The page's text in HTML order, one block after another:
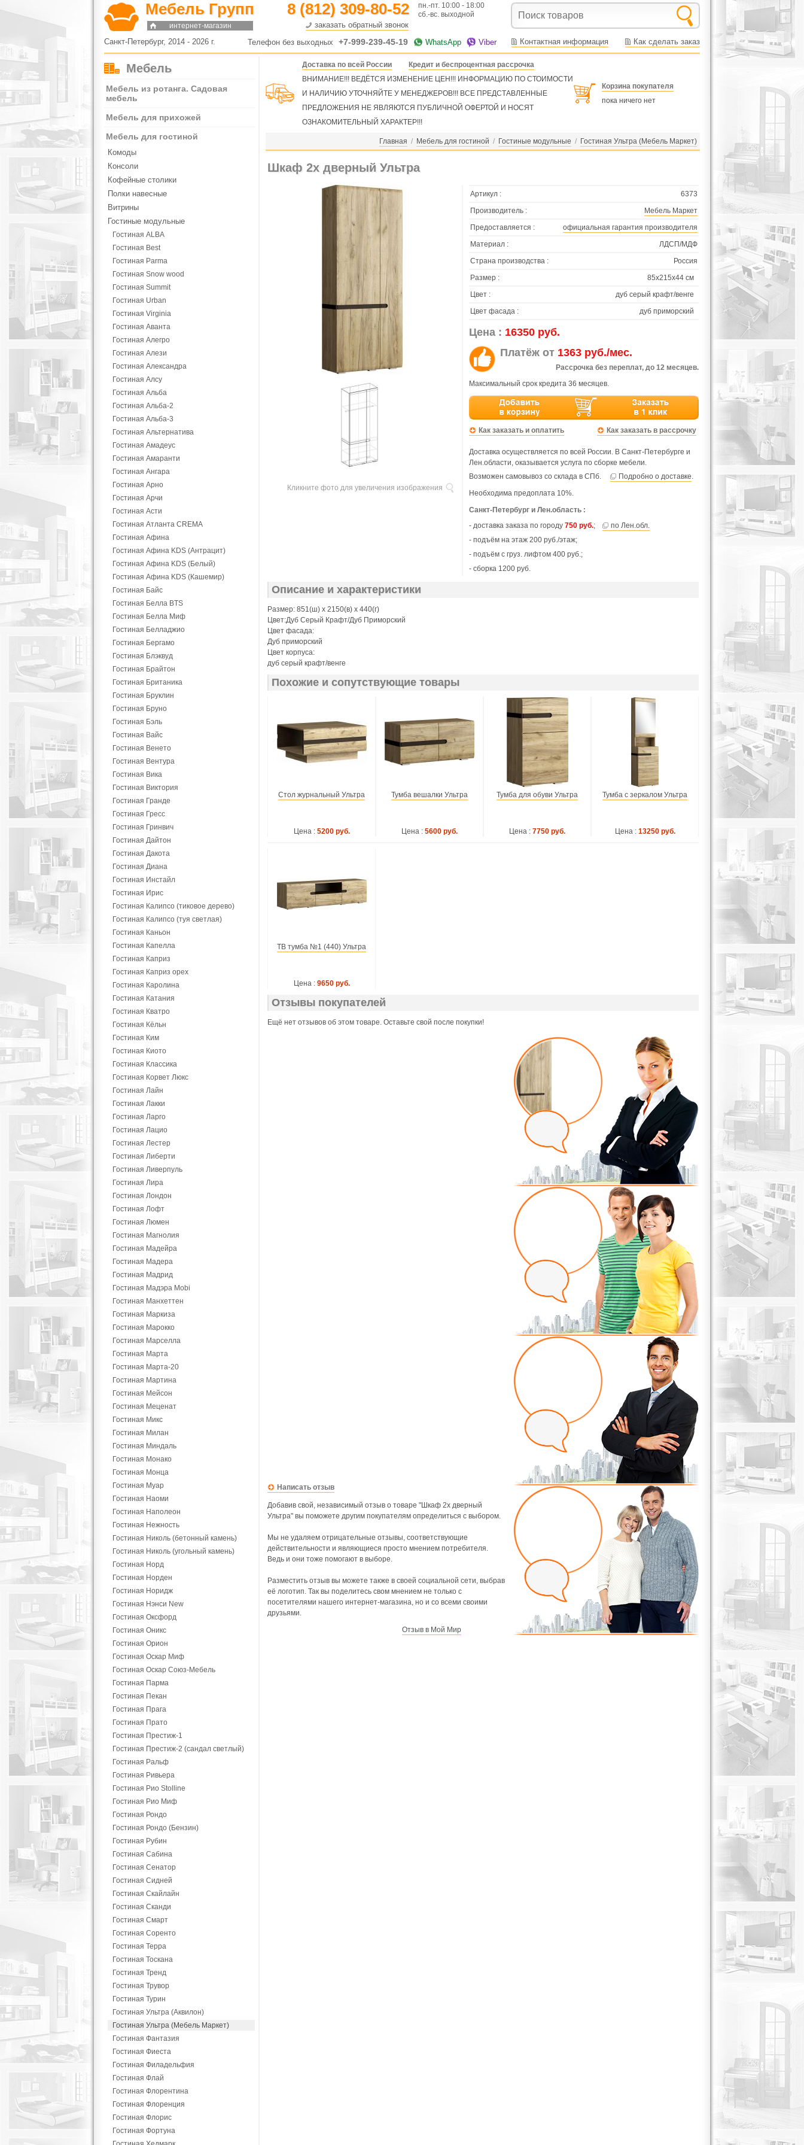
Мебель Групп
интернет-магазин
8 (812) 309-80-52
заказать обратный звонок
пн.-пт. 10:00 - 18:00
сб.-вс. выходной
Санкт-Петербург, 2014 - 2026 г. Телефон без выходных +7-999-239-45-19 WhatsApp Viber Контактная информация Как сделать заказ
Мебель
Мебель из ротанга. Садовая
мебель
Мебель для прихожей
Мебель для гостиной
Комоды
Консоли
Кофейные столики
Полки навесные
Витрины
Гостиные модульные
Гостиная ALBA
Гостиная Best
Гостиная Parma
Гостиная Snow wood
Гостиная Summit
Гостиная Urban
Гостиная Virginia
Гостиная Аванта
Гостиная Алегро
Гостиная Алези
Гостиная Александра
Гостиная Алсу
Гостиная Альба
Гостиная Альба-2
Гостиная Альба-3
Гостиная Альтернатива
Гостиная Амадеус
Гостиная Амаранти
Гостиная Ангара
Гостиная Арно
Гостиная Арчи
Гостиная Асти
Гостиная Атланта CREMA
Гостиная Афина
Гостиная Афина KDS (Антрацит)
Гостиная Афина KDS (Белый)
Гостиная Афина KDS (Кашемир)
Гостиная Байс
Гостиная Белла BTS
Гостиная Белла Миф
Гостиная Белладжио
Гостиная Бергамо
Гостиная Блэквуд
Гостиная Брайтон
Гостиная Британика
Гостиная Бруклин
Гостиная Бруно
Гостиная Бэль
Гостиная Вайс
Гостиная Венето
Гостиная Вентура
Гостиная Вика
Гостиная Виктория
Гостиная Гранде
Гостиная Гресс
Гостиная Гринвич
Гостиная Дайтон
Гостиная Дакота
Гостиная Диана
Гостиная Инстайл
Гостиная Ирис
Гостиная Калипсо (тиковое дерево)
Гостиная Калипсо (туя светлая)
Гостиная Каньон
Гостиная Капелла
Гостиная Каприз
Гостиная Каприз орех
Гостиная Каролина
Гостиная Катания
Гостиная Кватро
Гостиная Кёльн
Гостиная Ким
Гостиная Киото
Гостиная Классика
Гостиная Корвет Люкс
Гостиная Лайн
Гостиная Лакки
Гостиная Ларго
Гостиная Лацио
Гостиная Лестер
Гостиная Либерти
Гостиная Ливерпуль
Гостиная Лира
Гостиная Лондон
Гостиная Лофт
Гостиная Люмен
Гостиная Магнолия
Гостиная Мадейра
Гостиная Мадера
Гостиная Мадрид
Гостиная Мадэра Mobi
Гостиная Манхеттен
Гостиная Маркиза
Гостиная Марокко
Гостиная Марселла
Гостиная Марта
Гостиная Марта-20
Гостиная Мартина
Гостиная Мейсон
Гостиная Меценат
Гостиная Микс
Гостиная Милан
Гостиная Миндаль
Гостиная Монако
Гостиная Монца
Гостиная Муар
Гостиная Наоми
Гостиная Наполеон
Гостиная Нежность
Гостиная Николь (бетонный камень)
Гостиная Николь (угольный камень)
Гостиная Норд
Гостиная Норден
Гостиная Норидж
Гостиная Нэнси New
Гостиная Оксфорд
Гостиная Оникс
Гостиная Орион
Гостиная Оскар Миф
Гостиная Оскар Союз-Мебель
Гостиная Парма
Гостиная Пекан
Гостиная Прага
Гостиная Прато
Гостиная Престиж-1
Гостиная Престиж-2 (сандал светлый)
Гостиная Ральф
Гостиная Ривьера
Гостиная Рио Stolline
Гостиная Рио Миф
Гостиная Рондо
Гостиная Рондо (Бензин)
Гостиная Рубин
Гостиная Сабина
Гостиная Сенатор
Гостиная Сидней
Гостиная Скайлайн
Гостиная Сканди
Гостиная Смарт
Гостиная Соренто
Гостиная Терра
Гостиная Тоскана
Гостиная Тренд
Гостиная Трувор
Гостиная Турин
Гостиная Ультра (Аквилон)
Гостиная Ультра (Мебель Маркет)
Гостиная Фантазия
Гостиная Фиеста
Гостиная Филадельфия
Гостиная Флай
Гостиная Флорентина
Гостиная Флоренция
Гостиная Флорис
Гостиная Фортуна
Доставка по всей России
Кредит и беспроцентная рассрочка
ВНИМАНИЕ!!! ВЕДЁТСЯ ИЗМЕНЕНИЕ ЦЕН!!! ИНФОРМАЦИЮ ПО СТОИМОСТИ
И НАЛИЧИЮ УТОЧНЯЙТЕ У МЕНЕДЖЕРОВ!!! ВСЕ ПРЕДСТАВЛЕННЫЕ
ПРЕДЛОЖЕНИЯ НЕ ЯВЛЯЮТСЯ ПУБЛИЧНОЙ ОФЕРТОЙ И НОСЯТ
ОЗНАКОМИТЕЛЬНЫЙ ХАРАКТЕР!!!
Корзина покупателя
пока ничего нет
Главная / Мебель для гостиной / Гостиные модульные / Гостиная Ультра (Мебель Маркет)
Шкаф 2х дверный Ультра
Кликните фото для увеличения изображения
Артикул :
6373
Производитель :
Мебель Маркет
Предоставляется :
официальная гарантия производителя
Материал :
ЛДСП/МДФ
Страна производства :
Россия
Размер :
85х215х44 см
Цвет :
дуб серый крафт/венге
Цвет фасада :
дуб приморский
Цена : 16350 руб.
Платёж от 1363 руб./мес.
Рассрочка без переплат, до 12 месяцев.
Максимальный срок кредита 36 месяцев.
Как заказать и оплатить Как заказать в рассрочку
Доставка осуществляется по всей России. В Санкт-Петербурге и
Лен.области, оказывается услуга по сборке мебели.
Возможен самовывоз со склада в СПб.
Подробно о доставке.
Необходима предоплата 10%.
Санкт-Петербург и Лен.область :
- доставка заказа по городу 750 руб.;
по Лен.обл.
- подъём на этаж 200 руб./этаж;
- подъём с груз. лифтом 400 руб.;
- сборка 1200 руб.
Описание и характеристики
Размер: 851(ш) x 2150(в) x 440(г)
Цвет:Дуб Серый Крафт/Дуб Приморский
Цвет фасада:
Дуб приморский
Цвет корпуса:
дуб серый крафт/венге
Похожие и сопутствующие товары
Стол журнальный Ультра
Цена : 5200 руб.
Тумба вешалки Ультра
Цена : 5600 руб.
Тумба для обуви Ультра
Цена : 7750 руб.
Тумба с зеркалом Ультра
Цена : 13250 руб.
ТВ тумба №1 (440) Ультра
Цена : 9650 руб.
Отзывы покупателей
Ещё нет отзывов об этом товаре. Оставьте свой после покупки!
Написать отзыв
Добавив свой, независимый отзыв о товаре "Шкаф 2х дверный
Ультра" вы поможете другим покупателям определиться с выбором.
Мы не удаляем отрицательные отзывы, соответствующие
действительности и являющиеся просто мнением потребителя.
Ведь и они тоже помогают в выборе.
Разместить отзыв вы можете также в своей социальной сети, выбрав
её логотип. Так вы поделитесь свом мнением не только с
посетителями нашего интернет-магазина, но и со всеми своими
друзьями.
Отзыв в Мой Мир